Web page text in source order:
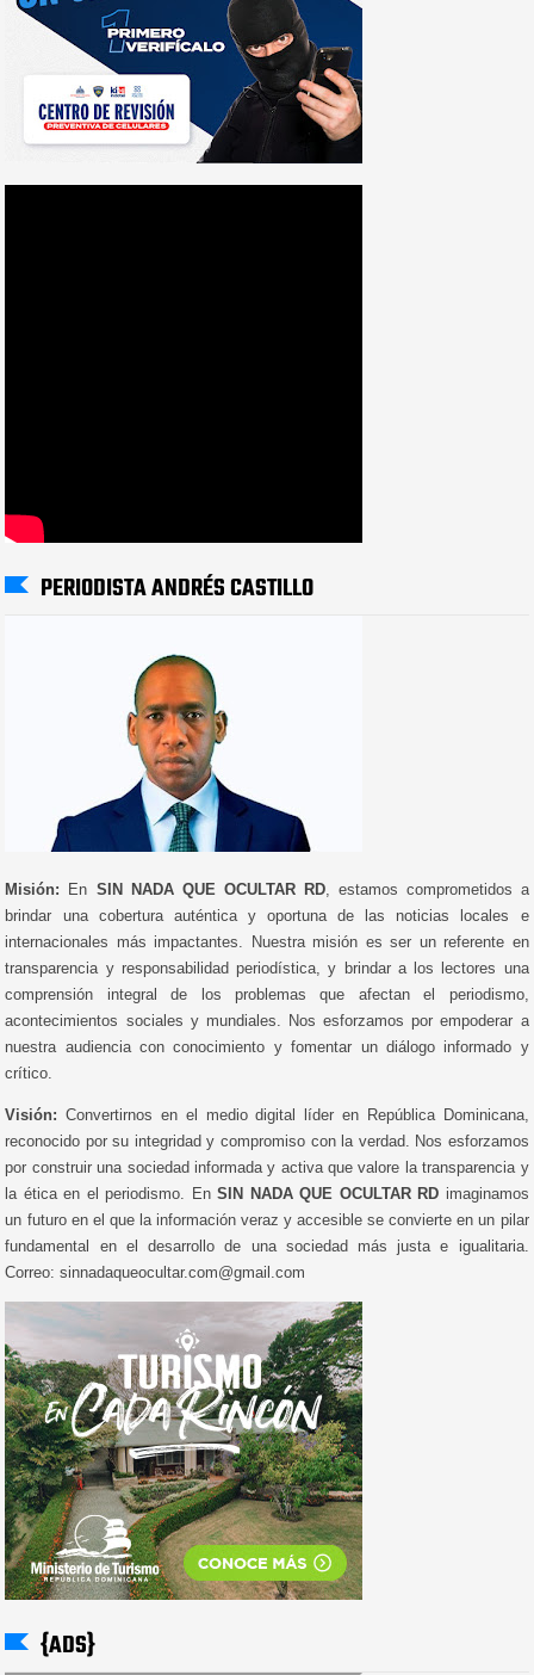
PERIODISTA ANDRÉS CASTILLO
Misión: En SIN NADA QUE OCULTAR RD, estamos comprometidos a
brindar una cobertura auténtica y oportuna de las noticias locales e
internacionales más impactantes. Nuestra misión es ser un referente en
transparencia y responsabilidad periodística, y brindar a los lectores una
comprensión integral de los problemas que afectan el periodismo,
acontecimientos sociales y mundiales. Nos esforzamos por empoderar a
nuestra audiencia con conocimiento y fomentar un diálogo informado y
crítico.
Visión: Convertirnos en el medio digital líder en República Dominicana,
reconocido por su integridad y compromiso con la verdad. Nos esforzamos
por construir una sociedad informada y activa que valore la transparencia y
la ética en el periodismo. EnSIN NADA QUE OCULTAR RD imaginamos
un futuro en el que la información veraz y accesible se convierte en un pilar
fundamental en el desarrollo de una sociedad más justa e igualitaria.
Correo: sinnadaqueocultar.com@gmail.com
{ADS}